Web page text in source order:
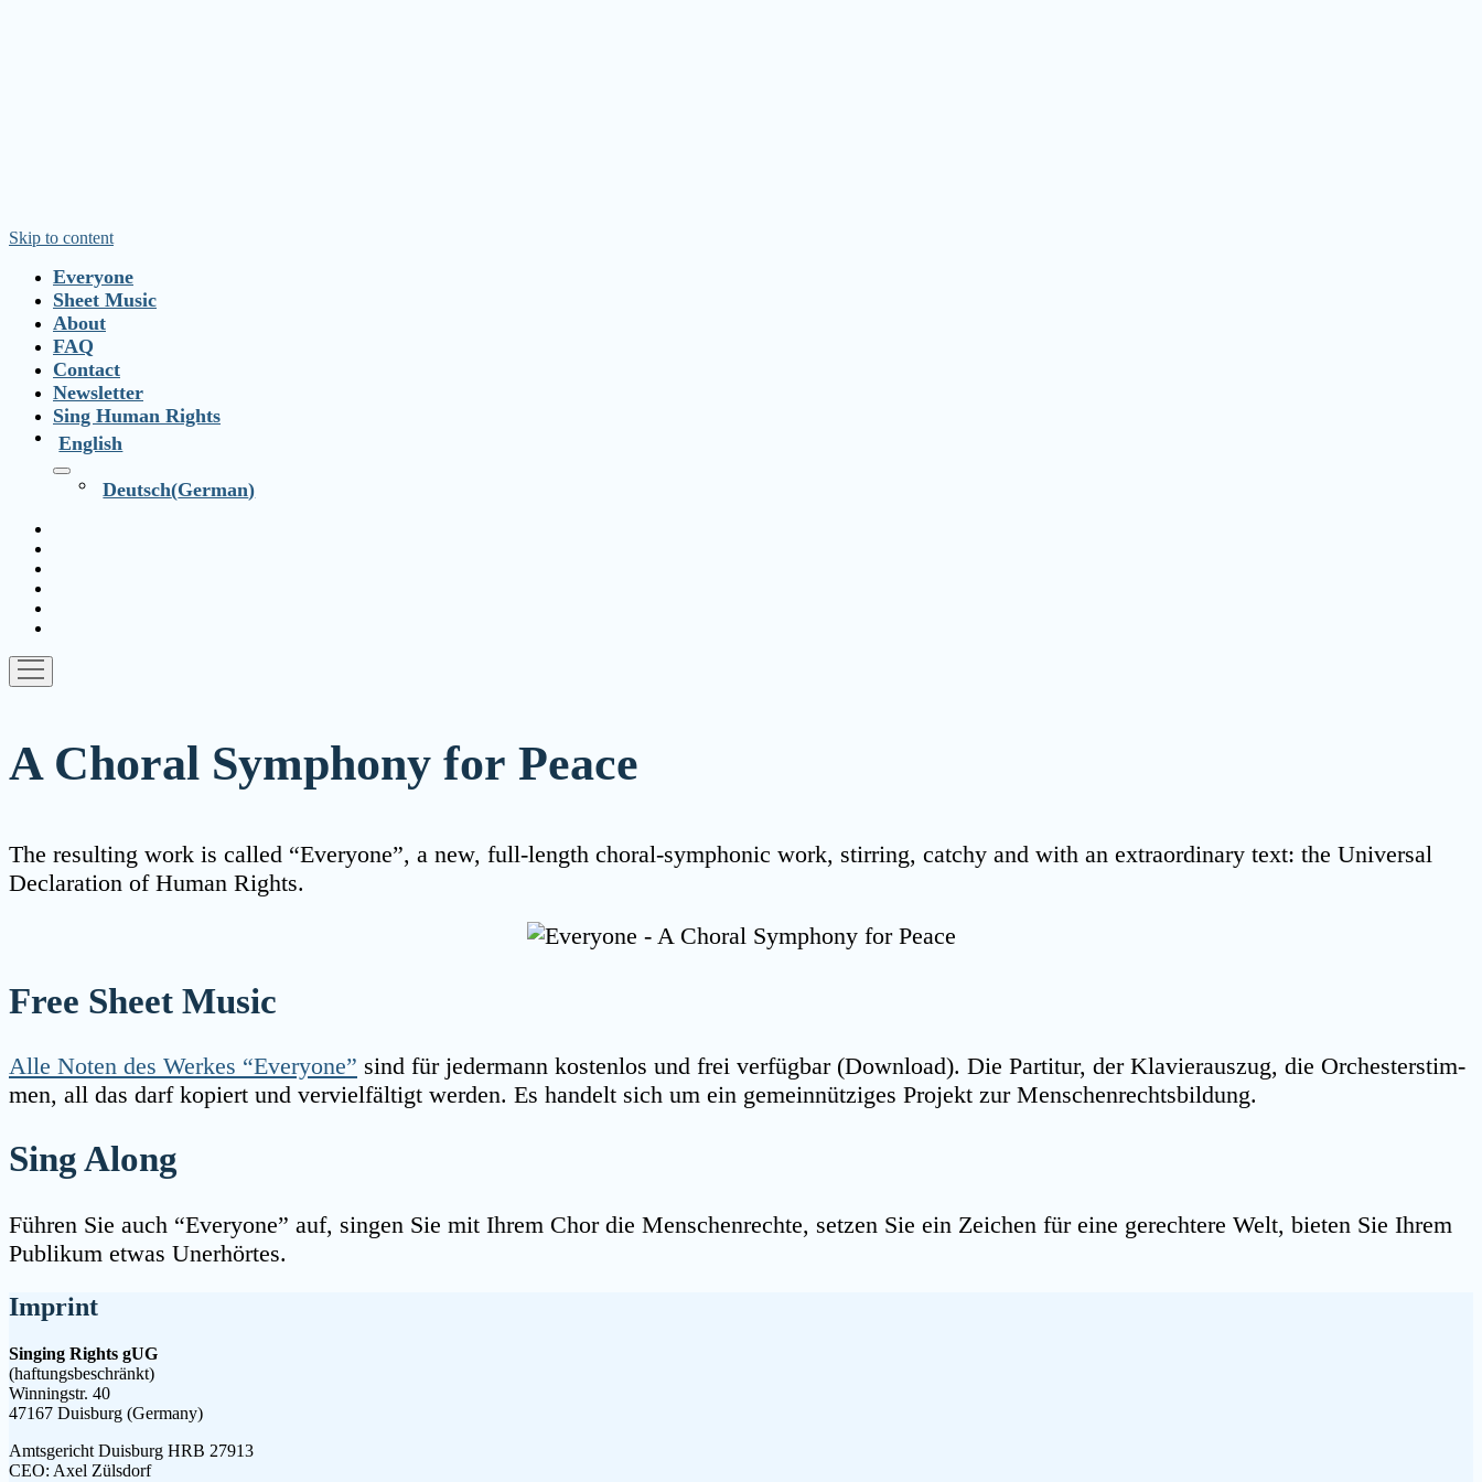
Skip to content
Everyone
Sheet Music
About
FAQ
Contact
Newsletter
Sing Human Rights
English
open
menu
Deutsch(German)
open
menu
A Choral Symphony for Peace
The resul­ting work is cal­led “Everyone”, a new, full-length cho­ral-sym­pho­nic work, stir­ring, cat­chy and with an extra­or­di­na­ry text: the Uni­ver­sal
Decla­ra­ti­on of Human Rights.
Free Sheet Music
Alle Noten des Wer­kes “Everyone” sind für jeder­mann kos­ten­los und frei ver­füg­bar (Down­load). Die Par­ti­tur, der Kla­vier­aus­zug, die Orches­ter­stim­
men, all das darf kopiert und ver­viel­fäl­tigt wer­den. Es han­delt sich um ein gemein­nüt­zi­ges Pro­jekt zur Menschenrechtsbildung.
Sing Along
Füh­ren Sie auch “Everyone” auf, sin­gen Sie mit Ihrem Chor die Men­schen­rech­te, set­zen Sie ein Zei­chen für eine gerech­te­re Welt, bie­ten Sie Ihrem
Publi­kum etwas Unerhörtes.
Imprint
Singing Rights gUG
(haftungsbeschränkt)
Winningstr. 40
47167 Duisburg (Germany)
Amtsgericht Duisburg HRB 27913
CEO: Axel Zülsdorf